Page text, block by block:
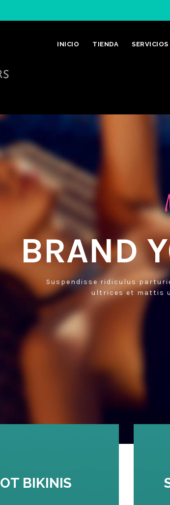
INICIO TIENDA SERVICIOS
BRAND
Suspendisse ridiculus
ultrices et mattis
BIKINIS